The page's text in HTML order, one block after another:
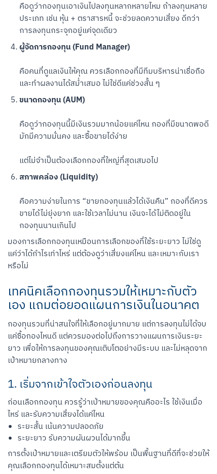
คือดูว่ากองทุนเอาเงินไปลงทุนหลากหลายไหม ถ้าลงทุนหลาย
ประเภท เช่น หุ้น + ตราสารหนี้ จะช่วยลดความเสี่ยง ดีกว่า
การลงทุนกระจุกอยู่แค่จุดเดียว
ผู้จัดการกองทุน (Fund Manager)
คือคนที่ดูแลเงินให้คุณ ควรเลือกกองที่มีทีมบริหารน่าเชื่อถือ
และทำผลงานได้สม่ำเสมอ ไม่ใช่ดีแค่ช่วงสั้น ๆ
ขนาดกองทุน (AUM)
คือดูว่ากองทุนนี้มีเงินรวมมากน้อยแค่ไหน กองที่มีขนาดพอดี
มักมีความมั่นคง และซื้อขายได้ง่าย
แต่ไม่จำเป็นต้องเลือกกองที่ใหญ่ที่สุดเสมอไป
สภาพคล่อง (Liquidity)
คือความง่ายในการ “ขายกองทุนแล้วได้เงินคืน” กองที่ดีควร
ขายได้ไม่ยุ่งยาก และใช้เวลาไม่นาน เงินจะได้ไม่ติดอยู่ใน
กองทุนนานเกินไป
มองการเลือกกองทุนเหมือนการเลือกของที่ใช้ระยะยาว ไม่ใช่ดู
แค่ว่าได้กำไรเท่าไหร่ แต่ต้องดูว่าเสี่ยงแค่ไหน และเหมาะกับเรา
หรือไม่
เทคนิคเลือกกองทุนรวมให้เหมาะกับตัว
เอง แถมต่อยอดแผนการเงินในอนาคต
กองทุนรวมที่น่าสนใจที่ให้เลือกอยู่มากมาย แต่การลงทุนไม่ได้จบ
แค่ซื้อกองไหนดี แต่ควรมองต่อไปถึงการวางแผนการเงินระยะ
ยาว เพื่อให้การลงทุนของคุณเติบโตอย่างมีระบบ และไม่หลุดจาก
เป้าหมายกลางทาง
1. เริ่มจากเข้าใจตัวเองก่อนลงทุน
ก่อนเลือกกองทุน ควรรู้ว่าเป้าหมายของคุณคืออะไร ใช้เงินเมื่อ
ไหร่ และรับความเสี่ยงได้แค่ไหน
ระยะสั้น เน้นความปลอดภัย
ระยะยาว รับความผันผวนได้มากขึ้น
การตั้งเป้าหมายและเตรียมตัวให้พร้อม เป็นพื้นฐานที่ดีที่จะช่วยให้
คุณเลือกกองทุนได้เหมาะสมตั้งแต่ต้น